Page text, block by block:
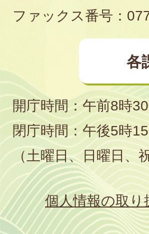
ファックス番号：
各
開庁時間：午前8時
閉庁時間：午後5時
（土曜日、日曜日
個人情報の取り